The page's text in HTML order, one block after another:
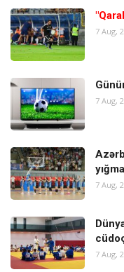
7 Aug,
7 Aug,
7 Aug,
7 Aug,